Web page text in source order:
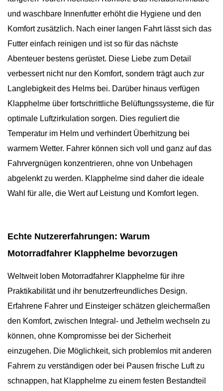
und waschbare Innenfutter erhöht die Hygiene und den
Komfort zusätzlich. Nach einer langen Fahrt lässt sich das
Futter einfach reinigen und ist so für das nächste
Abenteuer bestens gerüstet. Diese Liebe zum Detail
verbessert nicht nur den Komfort, sondern trägt auch zur
Langlebigkeit des Helms bei. Darüber hinaus verfügen
Klapphelme über fortschrittliche Belüftungssysteme, die für
optimale Luftzirkulation sorgen. Dies reguliert die
Temperatur im Helm und verhindert Überhitzung bei
warmem Wetter. Fahrer können sich voll und ganz auf das
Fahrvergnügen konzentrieren, ohne von Unbehagen
abgelenkt zu werden. Klapphelme sind daher die ideale
Wahl für alle, die Wert auf Leistung und Komfort legen.
Echte Nutzererfahrungen: Warum
Motorradfahrer Klapphelme bevorzugen
Weltweit loben Motorradfahrer Klapphelme für ihre
Praktikabilität und ihr benutzerfreundliches Design.
Erfahrene Fahrer und Einsteiger schätzen gleichermaßen
den Komfort, zwischen Integral- und Jethelm wechseln zu
können, ohne Kompromisse bei der Sicherheit
einzugehen. Die Möglichkeit, sich problemlos mit anderen
Fahrern zu verständigen oder bei Pausen frische Luft zu
schnappen, hat Klapphelme zu einem festen Bestandteil